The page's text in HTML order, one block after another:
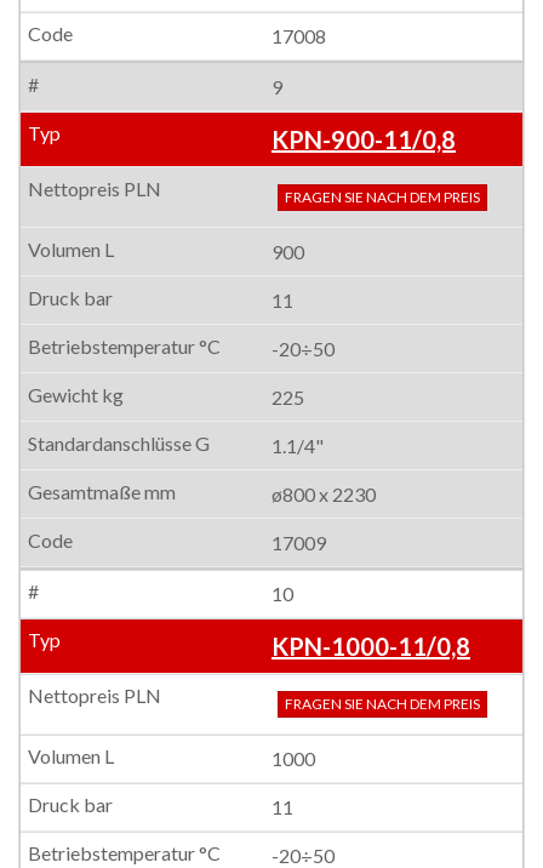
17008
9
KPN-900-11/0,8
FRAGEN SIE NACH DEM PREIS
900
11
-20÷50
225
1.1/4"
ø800 x 2230
17009
10
KPN-1000-11/0,8
FRAGEN SIE NACH DEM PREIS
1000
11
-20÷50